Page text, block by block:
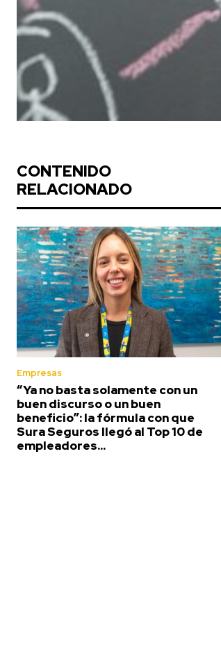
CONTENIDO
RELACIONADO
Empresas
“Ya no basta solamente con un
buen discurso o un buen
beneficio”: la fórmula con que
Sura Seguros llegó al Top 10 de
empleadores...